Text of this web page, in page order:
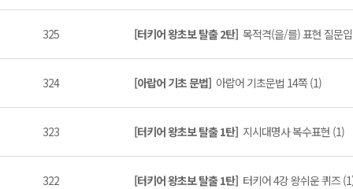
325 [터키어 왕초보 탈출 2탄] 목적격(을/를) 표현 질문
324 [아랍어 기초 문법] 아랍어 기초문법 14쪽 (1)
323 [터키어 왕초보 탈출 1탄] 지시대명사 복수표현 (1)
322 [터키어 왕초보 탈출 1탄] 터키어 4강 왕쉬운 퀴즈